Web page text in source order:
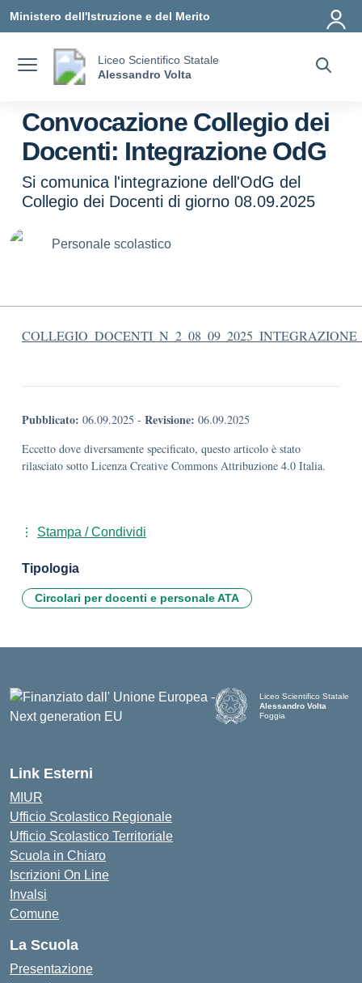
Ministero dell'Istruzione e del Merito
Liceo Scientifico Statale
Alessandro Volta
Convocazione Collegio dei
Docenti: Integrazione OdG
Si comunica l'integrazione dell'OdG del
Collegio dei Docenti di giorno 08.09.2025
Personale scolastico
Pubblicato: 06.09.2025 - Revisione: 06.09.2025
Eccetto dove diversamente specificato, questo articolo è stato
rilasciato sotto Licenza Creative Commons Attribuzione 4.0 Italia.
Stampa / Condividi
Tipologia
Circolari per docenti e personale ATA
Liceo Scientifico Statale
Alessandro Volta
Foggia
Link Esterni
MIUR
Ufficio Scolastico Regionale
Ufficio Scolastico Territoriale
Scuola in Chiaro
Iscrizioni On Line
Invalsi
Comune
La Scuola
Presentazione